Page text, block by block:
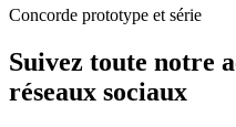
Concorde prototype et série
Suivez toute notre
réseaux sociaux